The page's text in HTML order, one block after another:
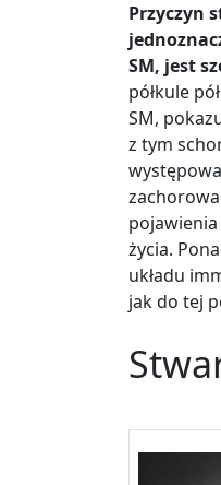
Przyczyn
SM, jest
półkule
SM,
z tym
życia.
układu
jak do tej